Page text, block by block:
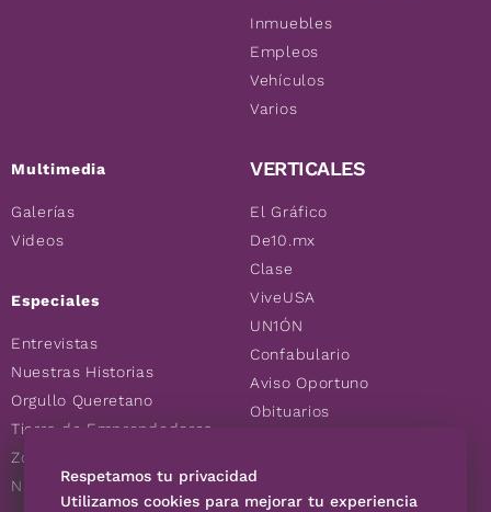
Multimedia
Galerías
Videos
Especiales
Entrevistas
Nuestras Historias
Orgullo Queretano
Tierra de Emprendedores
Zoociales
Nuevos Queretanos
Inmuebles
Empleos
Vehículos
Varios
VERTICALES
El Gráfico
De10.mx
Clase
ViveUSA
UN1ÓN
Confabulario
Aviso Oportuno
Obituarios
Consultas
Respetamos tu privacidad
Utilizamos cookies para mejorar tu experiencia